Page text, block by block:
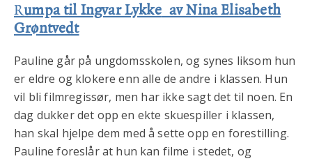
Rumpa til Ingvar Lykkeav Nina Elisabeth
Grøntvedt
Pauline går på ungdomsskolen, og synes liksom hun
er eldre og klokere enn alle de andre i klassen. Hun
vil bli filmregissør, men har ikke sagt det til noen. En
dag dukker det opp en ekte skuespiller i klassen,
han skal hjelpe dem med å sette opp en forestilling.
Pauline foreslår at hun kan filme i stedet, og